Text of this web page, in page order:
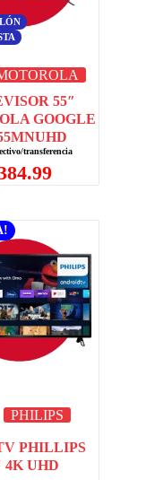
55″
GOOGLE
PHILIPS
PHILLIPS
4K UHD